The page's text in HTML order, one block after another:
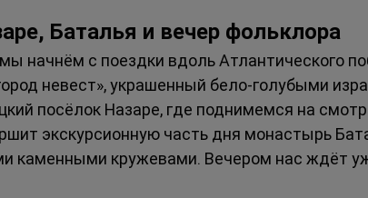
Баталья и вечер фольклора
начнём с поездки вдоль Атлантического
невест», украшенный бело-голубыми
посёлок Назаре, где поднимемся на
экскурсионную часть дня монастырь
каменными кружевами. Вечером нас ждёт